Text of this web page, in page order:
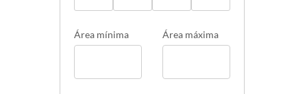
Área mínima Área máxima